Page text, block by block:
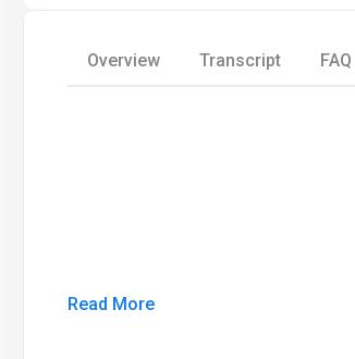
Overview Transcript FAQ
Read More